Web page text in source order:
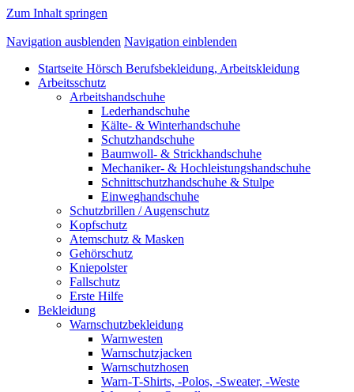
Zum Inhalt springen
Navigation ausblenden Navigation einblenden
Startseite Hörsch Berufsbekleidung, Arbeitskleidung
Arbeitsschutz
Arbeitshandschuhe
Lederhandschuhe
Kälte- & Winterhandschuhe
Schutzhandschuhe
Baumwoll- & Strickhandschuhe
Mechaniker- & Hochleistungshandschuhe
Schnittschutzhandschuhe & Stulpe
Einweghandschuhe
Schutzbrillen / Augenschutz
Kopfschutz
Atemschutz & Masken
Gehörschutz
Kniepolster
Fallschutz
Erste Hilfe
Bekleidung
Warnschutzbekleidung
Warnwesten
Warnschutzjacken
Warnschutzhosen
Warn-T-Shirts, -Polos, -Sweater, -Weste